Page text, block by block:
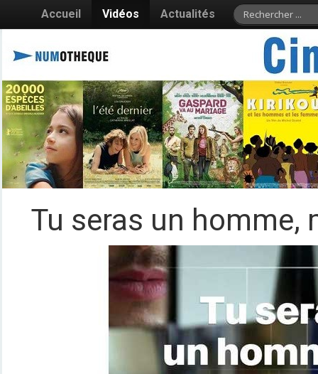
Accueil Vidéos Actualités
Tu seras un homme,